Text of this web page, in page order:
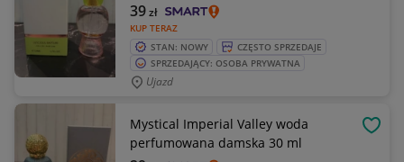
KUP TERAZ
39zł
STAN: NOWY
CZĘSTO SPRZEDAJE
SPRZEDAJĄCY: OSOBA PRYWATNA
Ujazd
Mystical Imperial Valley woda
perfumowana damska 30 ml